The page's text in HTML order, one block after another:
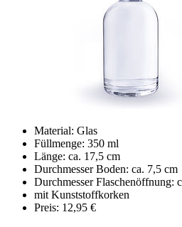
Material: Glas
Füllmenge: 350 ml
Länge: ca. 17,5 cm
Durchmesser Boden: ca. 7,5 cm
Durchmesser Flaschenöffnung:
mit Kunststoffkorken
Preis: 12,95 €